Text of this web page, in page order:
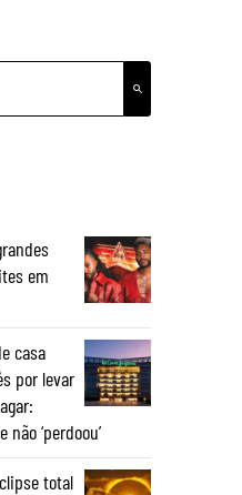
em
casa
por levar
‘perdoou’
total